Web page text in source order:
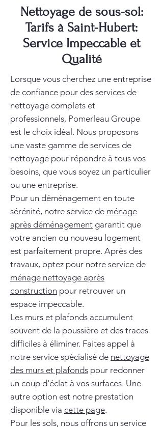
Nettoyage de sous-sol:
Tarifs à Saint-Hubert:
Service Impeccable et
Qualité
Lorsque vous cherchez une entreprise
de confiance pour des services de
nettoyage complets et
professionnels, Pomerleau Groupe
est le choix idéal. Nous proposons
une vaste gamme de services de
nettoyage pour répondre à tous vos
besoins, que vous soyez un particulier
ou une entreprise.
Pour un déménagement en toute
sérénité, notre service de ménage
après déménagement garantit que
votre ancien ou nouveau logement
est parfaitement propre. Après des
travaux, optez pour notre service de
ménage nettoyage après
construction pour retrouver un
espace impeccable.
Les murs et plafonds accumulent
souvent de la poussière et des traces
difficiles à éliminer. Faites appel à
notre service spécialisé de nettoyage
des murs et plafonds pour redonner
un coup d'éclat à vos surfaces. Une
autre option est notre prestation
disponible via cette page.
Pour les sols, nous offrons un service